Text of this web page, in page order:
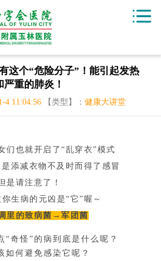
这个“危险分子”！能引起发热
严重的肺炎！
4 11:04:56【类型】： 健康大讲堂
们也就开启了“乱穿衣”模式
添减衣物不及时而得了感冒
是请注意了！
生病的元凶是“它”喔～
里的致病菌→军团菌
“奇怪”的病到底是什么呢？
如何避免感染它呢？